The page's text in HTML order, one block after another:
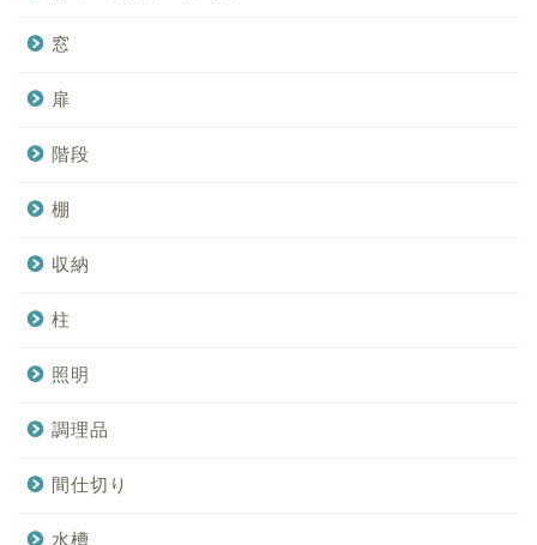
窓
扉
階段
棚
収納
柱
照明
調理品
間仕切り
水槽